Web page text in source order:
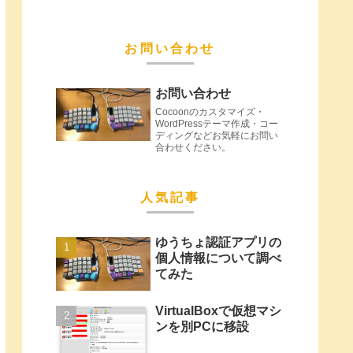
お問い合わせ
お問い合わせ
Cocoonのカスタマイズ・
WordPressテーマ作成・コー
ディングなどお気軽にお問い
合わせください。
人気記事
ゆうちょ認証アプリの
個人情報について調べ
てみた
VirtualBoxで仮想マシ
ンを別PCに移設